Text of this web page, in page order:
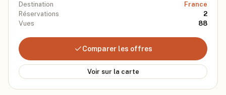
Destination
France
Réservations
2
Vues
88
Comparer les offres
Voir sur la carte